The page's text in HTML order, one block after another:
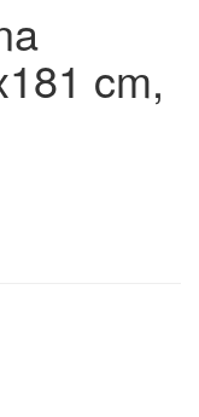
cm,